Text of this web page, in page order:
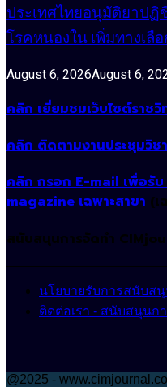
ประเทศไทยอนุมัติยาป
โรคหนองใน เพิ่มทางเ
August 6, 2026August 6,
คลิก เยี่ยมชมเว็บไซต์ราช
คลิก ติดตามงานประชุมวิช
คลิก กรอก E-mail เพื่อรั
magazine เฉพาะสาขา (
สนับสนุนการจัดทำ
นโยบายรับการสนับส
ติดต่อเรา - สนับสนุนก
@2025 -